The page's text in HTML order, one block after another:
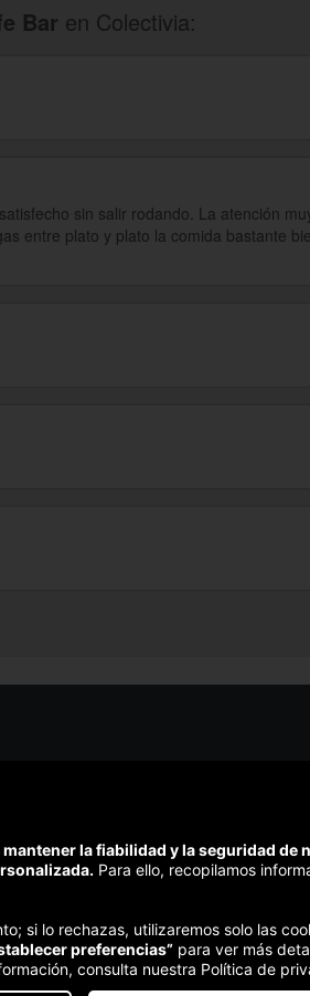
Bar en Colectivia:
sin salir rodando. La atención
entre plato y plato la comida bastante
Colectivia?
de verano 2020
(Te
la fiabilidad y la seguridad de
Para ello, recopilamos
si lo rechazas, utilizaremos solo las
preferencias” para ver más
consulta nuestra Política de